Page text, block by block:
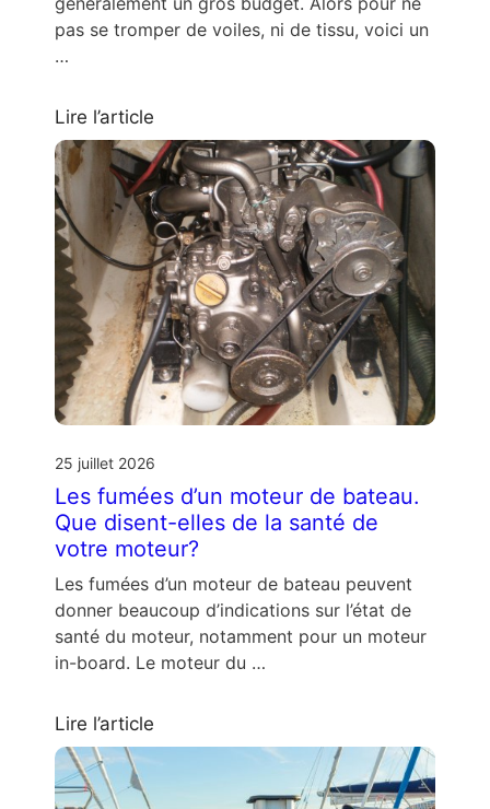
pas se tromper de voiles, ni de tissu, voici un
…
Lire l’article
25 juillet 2026
Les fumées d’un moteur de bateau.
Que disent-elles de la santé de
votre moteur?
Les fumées d’un moteur de bateau peuvent
donner beaucoup d’indications sur l’état de
santé du moteur, notamment pour un moteur
in-board. Le moteur du …
Lire l’article